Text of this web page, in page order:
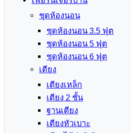
ชุดห้องนอน
ชุดห้องนอน 3.5 ฟุต
ชุดห้องนอน 5 ฟุต
ชุดห้องนอน 6 ฟุต
เตียง
เตียงเหล็ก
เตียง 2 ชั้น
ฐานเตียง
เตียงหัวเบาะ